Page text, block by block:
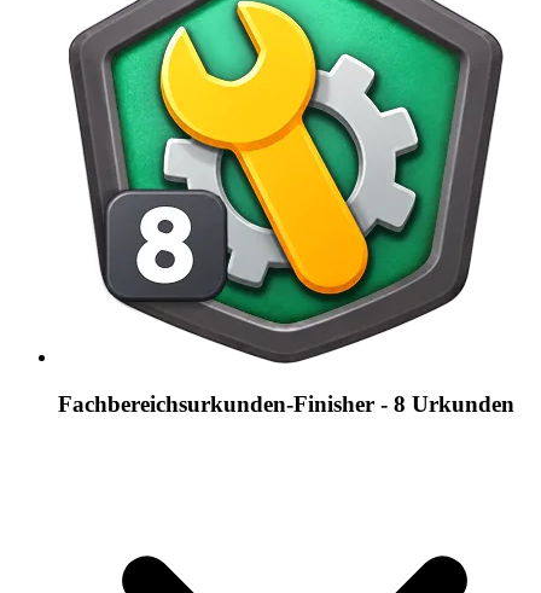
Fachbereichsurkunden-Finisher - 8 Urkunden